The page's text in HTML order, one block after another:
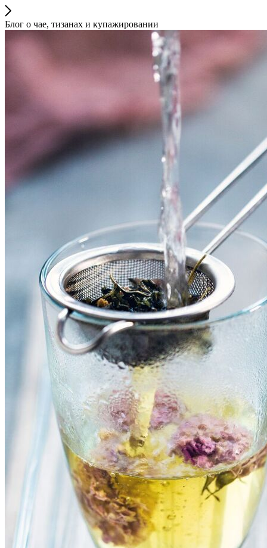
Блог о чае, тизанах и купажировании